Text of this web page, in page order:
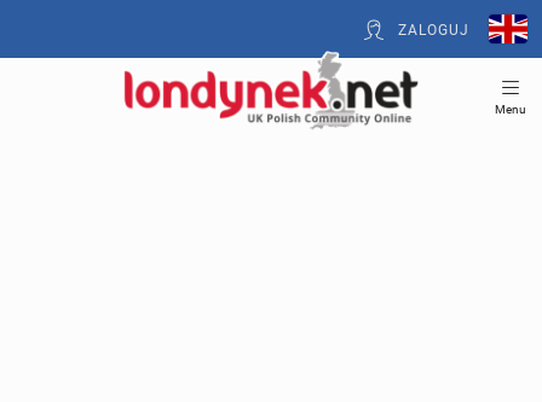
ZALOGUJ
Menu